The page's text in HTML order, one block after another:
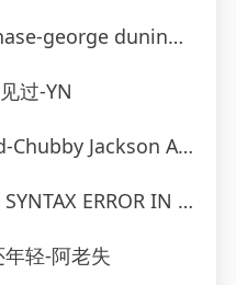
Pictures Studio Orchestra
过-YN
Jackson All-Stars Big Band
IN FORMATTING STRING ] Devil
年轻-阿老失